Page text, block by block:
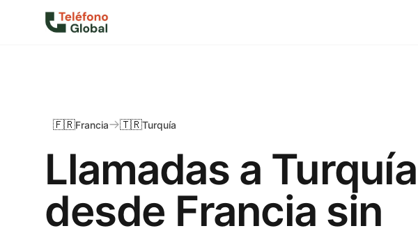
Llamadas a Turquía
desde Francia sin
🇫🇷Francia 🇹🇷Turquía